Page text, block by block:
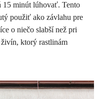
15 minút lúhovať. Tento
použiť ako závlahu pre
o niečo slabší než pri
ktorý rastlinám